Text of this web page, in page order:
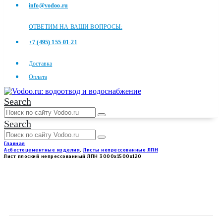
info@vodoo.ru
ОТВЕТИМ НА ВАШИ ВОПРОСЫ:
+7 (495) 155-01-21
Доставка
Оплата
Search
Search
Главная
Асбестоцементные изделия,Листы непрессованные ЛПН
Лист плоский непрессованный ЛПН 3000x1500x120